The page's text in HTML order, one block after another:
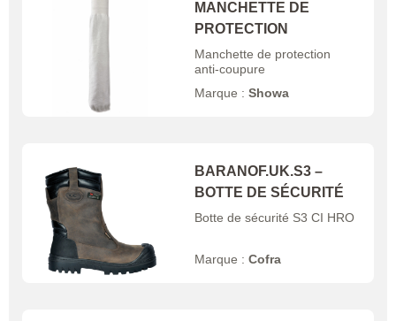
MANCHETTE DE
PROTECTION
Manchette de protection
anti-coupure
Marque :Showa
BARANOF.UK.S3 –
BOTTE DE SÉCURITÉ
Botte de sécurité S3 CI HRO
Marque :Cofra